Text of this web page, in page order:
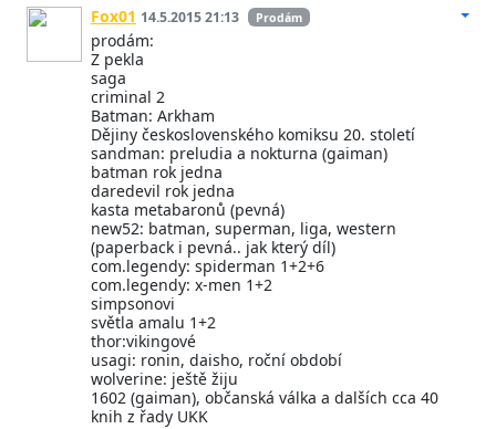
Fox01 14.5.2015 21:13 Prodám
prodám:
Z pekla
saga
criminal 2
Batman: Arkham
Dějiny československého komiksu 20. století
sandman: preludia a nokturna (gaiman)
batman rok jedna
daredevil rok jedna
kasta metabaronů (pevná)
new52: batman, superman, liga, western
(paperback i pevná.. jak který díl)
com.legendy: spiderman 1+2+6
com.legendy: x-men 1+2
simpsonovi
světla amalu 1+2
thor:vikingové
usagi: ronin, daisho, roční období
wolverine: ještě žiju
1602 (gaiman), občanská válka a dalších cca 40
knih z řady UKK